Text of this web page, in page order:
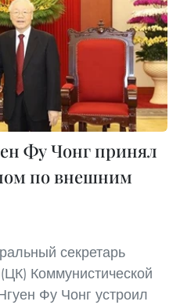
Фу Чонг принял
по внешним
секретарь
Коммунистической
Фу Чонг устроил